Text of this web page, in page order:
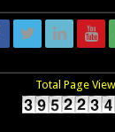
Total Page View